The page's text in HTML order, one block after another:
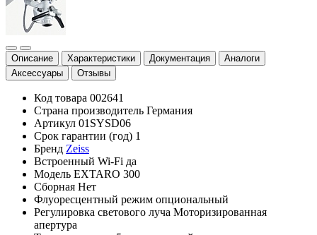
Описание Характеристики Документация
Аналоги
Аксессуары
Отзывы
Код товара 002641
Страна производитель Германия
Артикул 01SYSD06
Срок гарантии (год) 1
Бренд Zeiss
Встроенный Wi-Fi да
Модель EXTARO 300
Сборная Нет
Флуоресцентный режим опциональный
Регулировка светового луча Моторизированная
апертура